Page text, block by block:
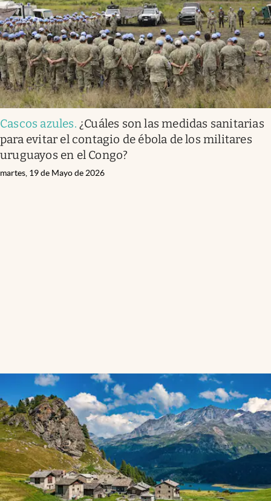
Cascos azules. ¿Cuáles son las medidas sanitarias
para evitar el contagio de ébola de los militares
uruguayos en el Congo?
martes, 19 de Mayo de 2026